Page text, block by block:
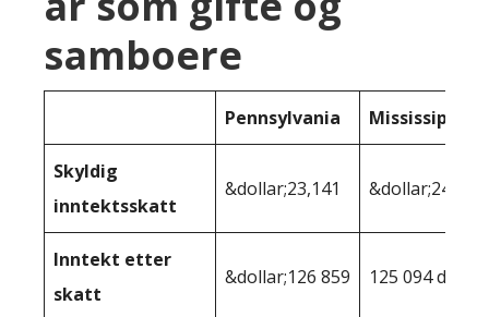
samboere
Pennsylvania Mississippi
Skyldig
inntektsskatt
&dollar;23,141 &dollar;24 906
Inntekt etter
skatt
&dollar;126 859 125 094 dollar